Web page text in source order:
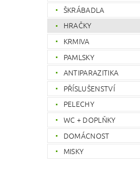
ŠKRÁBADLA
HRAČKY
KRMIVA
PAMLSKY
ANTIPARAZITIKA
PŘÍSLUŠENSTVÍ
PELECHY
WC + DOPLŇKY
DOMÁCNOST
MISKY